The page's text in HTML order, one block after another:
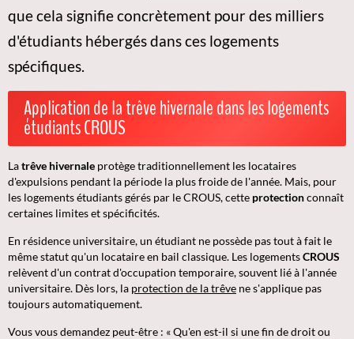
que cela signifie concrètement pour des milliers
d'étudiants hébergés dans ces logements
spécifiques.
Application de la trêve hivernale dans les logements
étudiants CROUS
Latrêve hivernale protège traditionnellement les locataires
d'expulsions pendant la période la plus froide de l'année. Mais, pour
les logements étudiants gérés par le CROUS, cette protectionconnaît
certaines limites et spécificités.
En résidence universitaire, un étudiant ne possède pas tout à fait le
même statut qu'un locataire en bail classique. Les logementsCROUS
relèvent d'un contrat d'occupation temporaire, souvent lié à l'année
universitaire. Dès lors, la protection de la trêve ne s'applique pas
toujours automatiquement.
Vous vous demandez peut-être : « Qu'en est-il si une fin de droit ou